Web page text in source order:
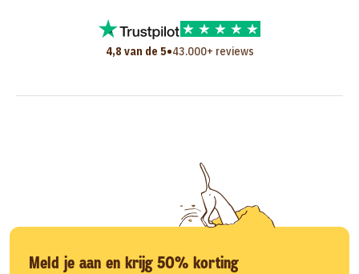
4,8 van de 5•43.000+ reviews
Meld je aan en krijg 50% korting